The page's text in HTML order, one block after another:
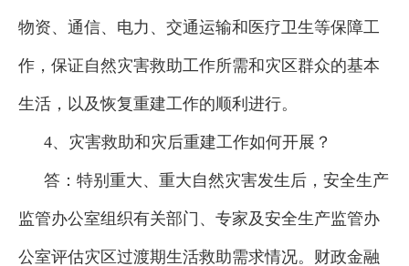
物资、通信、电力、交通运输和医疗卫生等保障工
作，保证自然灾害救助工作所需和灾区群众的基本
生活，以及恢复重建工作的顺利进行。
4、灾害救助和灾后重建工作如何开展？
答：特别重大、重大自然灾害发生后，安全生产
监管办公室组织有关部门、专家及安全生产监管办
公室评估灾区过渡期生活救助需求情况。财政金融